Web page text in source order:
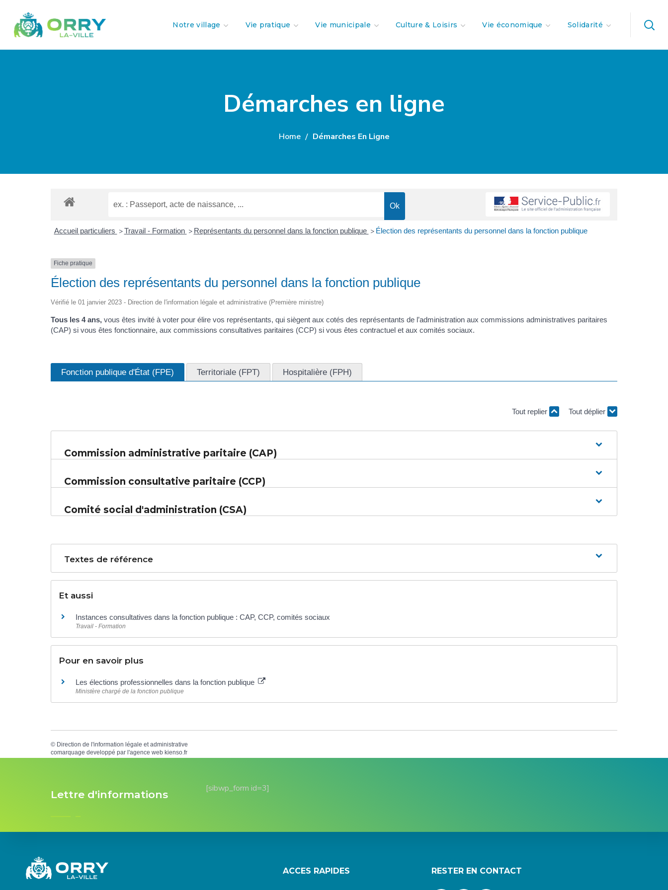
Notre village Vie pratique Vie municipale Culture & Loisirs Vie économique Solidarité
Démarches en ligne
Home Démarches En Ligne
Accueil particuliers > Travail - Formation > Représentants du personnel dans la fonction publique > Élection des représentants du personnel dans la fonction publique
Fiche pratique
Élection des représentants du personnel dans la fonction publique
Vérifié le 01 janvier 2023 - Direction de l'information légale et administrative (Première ministre)
Tous les 4 ans, vous êtes invité à voter pour élire vos représentants, qui siègent aux cotés des représentants de l’administration aux commissions administratives paritaires
(CAP) si vous êtes fonctionnaire, aux commissions consultatives paritaires (CCP) si vous êtes contractuel et aux comités sociaux.
Fonction publique d'État (FPE) Territoriale (FPT) Hospitalière (FPH)
Tout replier Tout déplier
Commission administrative paritaire (CAP)
Commission consultative paritaire (CCP)
Comité social d'administration (CSA)
Textes de référence
Et aussi
Instances consultatives dans la fonction publique : CAP, CCP, comités sociaux
Travail - Formation
Pour en savoir plus
Les élections professionnelles dans la fonction publique
Ministère chargé de la fonction publique
© Direction de l'information légale et administrative
comarquage developpé par l'agence web kienso.fr
Lettre d'informations [sibwp_form id=3]
ACCES RAPIDES RESTER EN CONTACT